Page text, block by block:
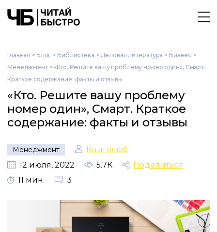
Главная > Блог > Библиотека > Деловая литература > Бизнес >
Менеджмент>«Кто. Решите вашу проблему номер один», Смарт.
Краткое содержание: факты и отзывы
«Кто. Решите вашу проблему
номер один», Смарт. Краткое
содержание: факты и отзывы
Менеджмент
Книголюб
12 июля, 2022
5.7К
Поделиться
11 мин.
3